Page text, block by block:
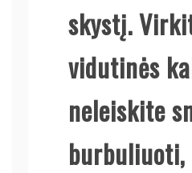
skystį.
vidutinės
neleiskite
burbuliuoti,